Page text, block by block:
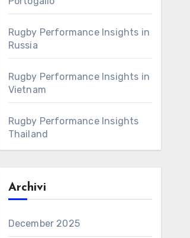
Rugby Performance Insights in
Russia
Rugby Performance Insights in
Vietnam
Rugby Performance Insights
Thailand
Archivi
December 2025